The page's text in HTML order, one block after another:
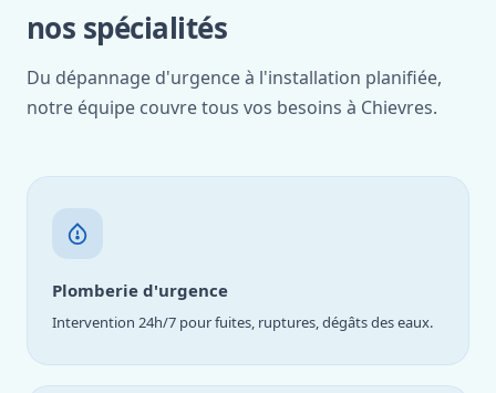
nos spécialités
Du dépannage d'urgence à l'installation planifiée,
notre équipe couvre tous vos besoins à Chievres.
Plomberie d'urgence
Intervention 24h/7 pour fuites, ruptures, dégâts des eaux.